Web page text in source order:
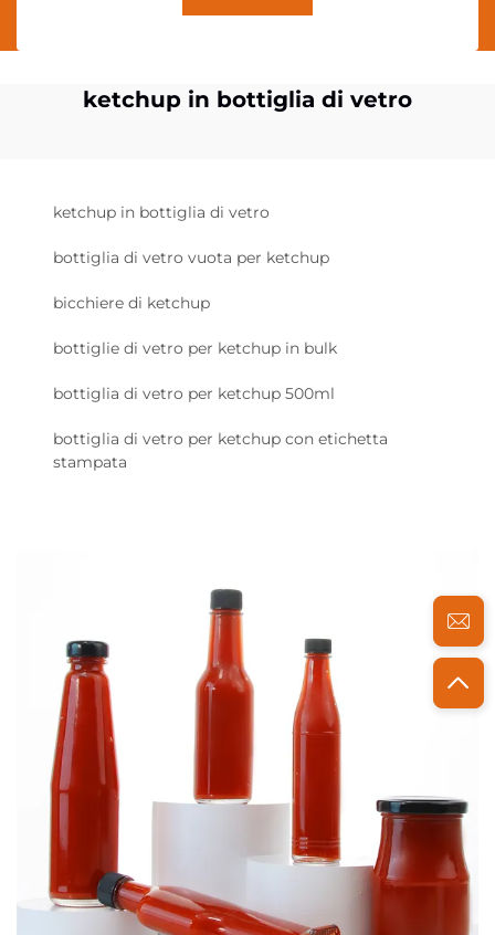
ketchup in bottiglia di vetro
ketchup in bottiglia di vetro
bottiglia di vetro vuota per ketchup
bicchiere di ketchup
bottiglie di vetro per ketchup in bulk
bottiglia di vetro per ketchup 500ml
bottiglia di vetro per ketchup con etichetta
stampata